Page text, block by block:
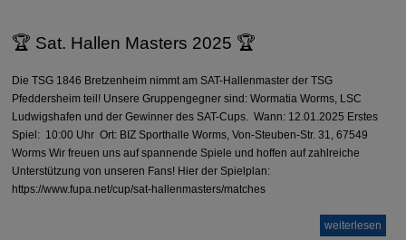
🏆 Sat. Hallen Masters 2025 🏆
Die TSG 1846 Bretzenheim nimmt am SAT-Hallenmaster der TSG
Pfeddersheim teil! Unsere Gruppengegner sind: Wormatia Worms, LSC
Ludwigshafen und der Gewinner des SAT-Cups. Wann: 12.01.2025 Erstes
Spiel: 10:00 Uhr Ort: BIZ Sporthalle Worms, Von-Steuben-Str. 31, 67549
Worms Wir freuen uns auf spannende Spiele und hoffen auf zahlreiche
Unterstützung von unseren Fans! Hier der Spielplan:
https://www.fupa.net/cup/sat-hallenmasters/matches
weiterlesen